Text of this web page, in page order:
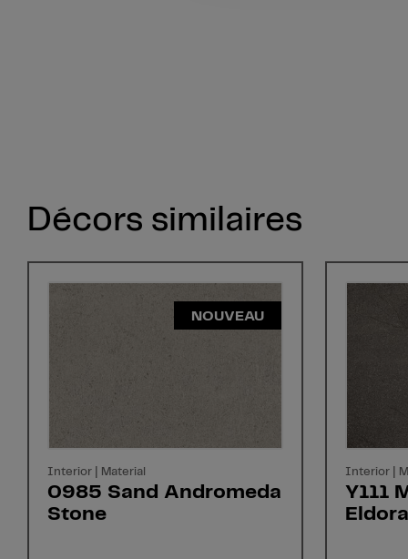
Décors similaires
NOUVEAU
Interior | Material
0985 Sand Andromeda
Stone
Interior |
Y111